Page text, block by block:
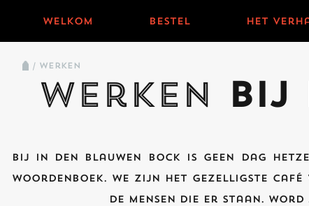
welkom bestel het
/ werken
Werken bij
Bij In den Blauwen Bock is geen dag
woordenboek. We zijn het gezelligste
de mensen die er staan.